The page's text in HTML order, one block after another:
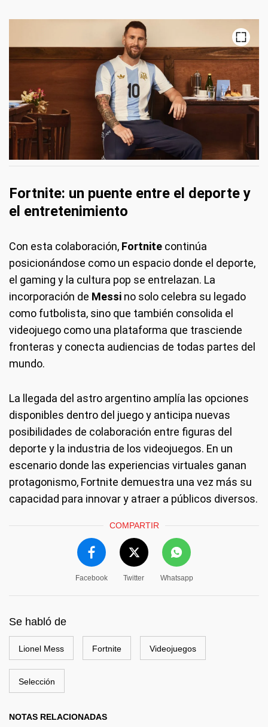
Fortnite: un puente entre el deporte y
el entretenimiento
Con esta colaboración, Fortnite continúa
posicionándose como un espacio donde el deporte,
el gaming y la cultura pop se entrelazan. La
incorporación de Messi no solo celebra su legado
como futbolista, sino que también consolida el
videojuego como una plataforma que trasciende
fronteras y conecta audiencias de todas partes del
mundo.
La llegada del astro argentino amplía las opciones
disponibles dentro del juego y anticipa nuevas
posibilidades de colaboración entre figuras del
deporte y la industria de los videojuegos. En un
escenario donde las experiencias virtuales ganan
protagonismo, Fortnite demuestra una vez más su
capacidad para innovar y atraer a públicos diversos.
COMPARTIR
Facebook Twitter Whatsapp
Se habló de
Lionel Mess Fortnite Videojuegos
Selección
NOTAS RELACIONADAS